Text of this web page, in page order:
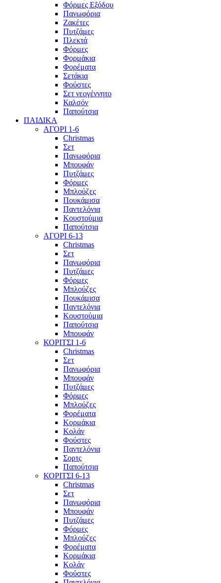
Φόρμες Εξόδου
Πανωφόρια
Ζακέτες
Πυτζάμες
Πλεκτά
Φόρμες
Φορμάκια
Φορέματα
Σετάκια
Φούστες
Σετ νεογέννητο
Καλσόν
Παπούτσια
ΠΑΙΔΙΚΑ
ΑΓΟΡΙ 1-6
Christmas
Σετ
Πανωφόρια
Μπουφάν
Πυτζάμες
Φόρμες
Μπλούζες
Πουκάμισα
Παντελόνια
Κουστούμια
Παπούτσια
ΑΓΟΡΙ 6-13
Christmas
Σετ
Πανωφόρια
Πυτζάμες
Φόρμες
Μπλούζες
Πουκάμισα
Παντελόνια
Κουστούμια
Παπούτσια
Μπουφάν
ΚΟΡΙΤΣΙ 1-6
Christmas
Σετ
Πανωφόρια
Μπουφάν
Πυτζάμες
Φόρμες
Μπλούζες
Φορέματα
Κορμάκια
Κολάν
Φούστες
Παντελόνια
Σορτς
Παπούτσια
ΚΟΡΙΤΣΙ 6-13
Christmas
Σετ
Πανωφόρια
Μπουφάν
Πυτζάμες
Φόρμες
Μπλούζες
Φορέματα
Κορμάκια
Κολάν
Φούστες